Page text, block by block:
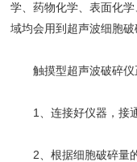
学、药物化学、表面化
域均会用到超声波细胞破
触摸型超声波破碎仪
1、连接好仪器，接通
2、根据细胞破碎量的